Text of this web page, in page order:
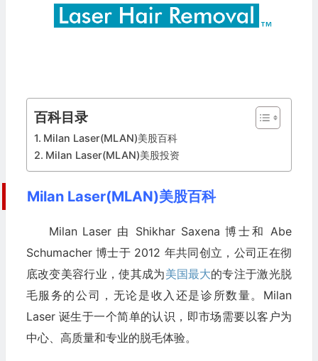
百科目录
Milan Laser(MLAN)美股百科
Milan Laser(MLAN)美股投资
Milan Laser(MLAN)美股百科
Milan Laser 由 Shikhar Saxena 博士和 Abe
Schumacher 博士于 2012 年共同创立，公司正在彻
底改变美容行业，使其成为美国最大的专注于激光脱
毛服务的公司，无论是收入还是诊所数量。Milan
Laser 诞生于一个简单的认识，即市场需要以客户为
中心、高质量和专业的脱毛体验。